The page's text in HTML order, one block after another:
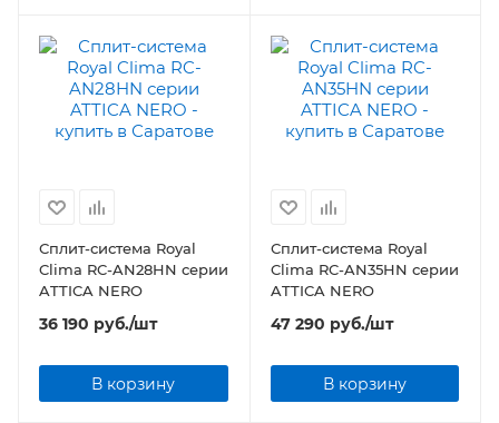
Сплит-система Royal
Clima RC-AN28HN серии
ATTICA NERO
36 190 руб./шт
В корзину
Сплит-система Royal
Clima RC-AN35HN серии
ATTICA NERO
47 290 руб./шт
В корзину